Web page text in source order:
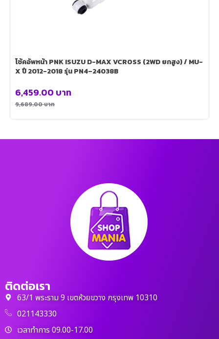
โช้คอัพหน้า PNK ISUZU D-MAX VCROSS (2WD ยกสูง) / MU-
X ปี 2012-2018 รุ่น PN4–24038B
9,689.00บาท
6,459.00 บาท
ติดต่อเรา
63/1 พระราม 9 เขตห้วยขวาง กรุงเทพ 10310
021143330
เวลาทำการ 09.00-17.00